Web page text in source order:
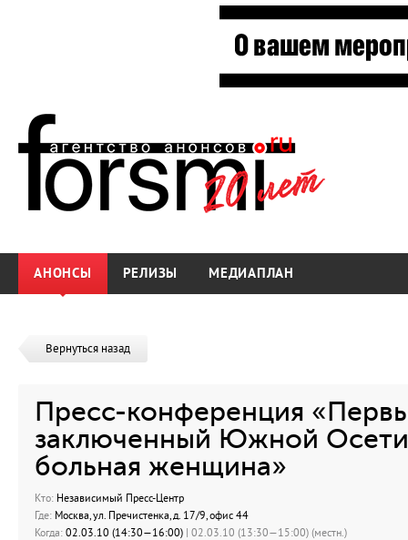
АНОНСЫ РЕЛИЗЫ МЕДИАПЛАН
Вернуться назад
Преcc-конференция
заключенный Южной
больная женщина»
Кто: Независимый Пресс-Центр
Где: Москва, ул. Пречистенка, д. 17/9, офис 44
Когда: 02.03.10 (14:30—16:00) | 02.03.10 (13:30—15:00) (местн.)